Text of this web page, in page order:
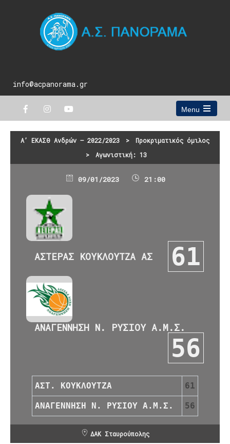
info@acpanorama.gr
Menu
Open
main
menu
Α’ ΕΚΑΣΘ Ανδρών – 2022/2023 >
Προκριματικός όμιλος
>
Αγωνιστική: 13
09/01/2023 21:00
ΑΣΤΕΡΑΣ ΚΟΥΚΛΟΥΤΖΑ ΑΣ 61
ΑΝΑΓΕΝΝΗΣΗ Ν. ΡΥΣΙΟΥ Α.Μ.Σ.
56
ΑΣΤ. ΚΟΥΚΛΟΥΤΖΑ 61
ΑΝΑΓΕΝΝΗΣΗ Ν. ΡΥΣΙΟΥ Α.Μ.Σ. 56
ΔΑΚ Σταυρούπολης